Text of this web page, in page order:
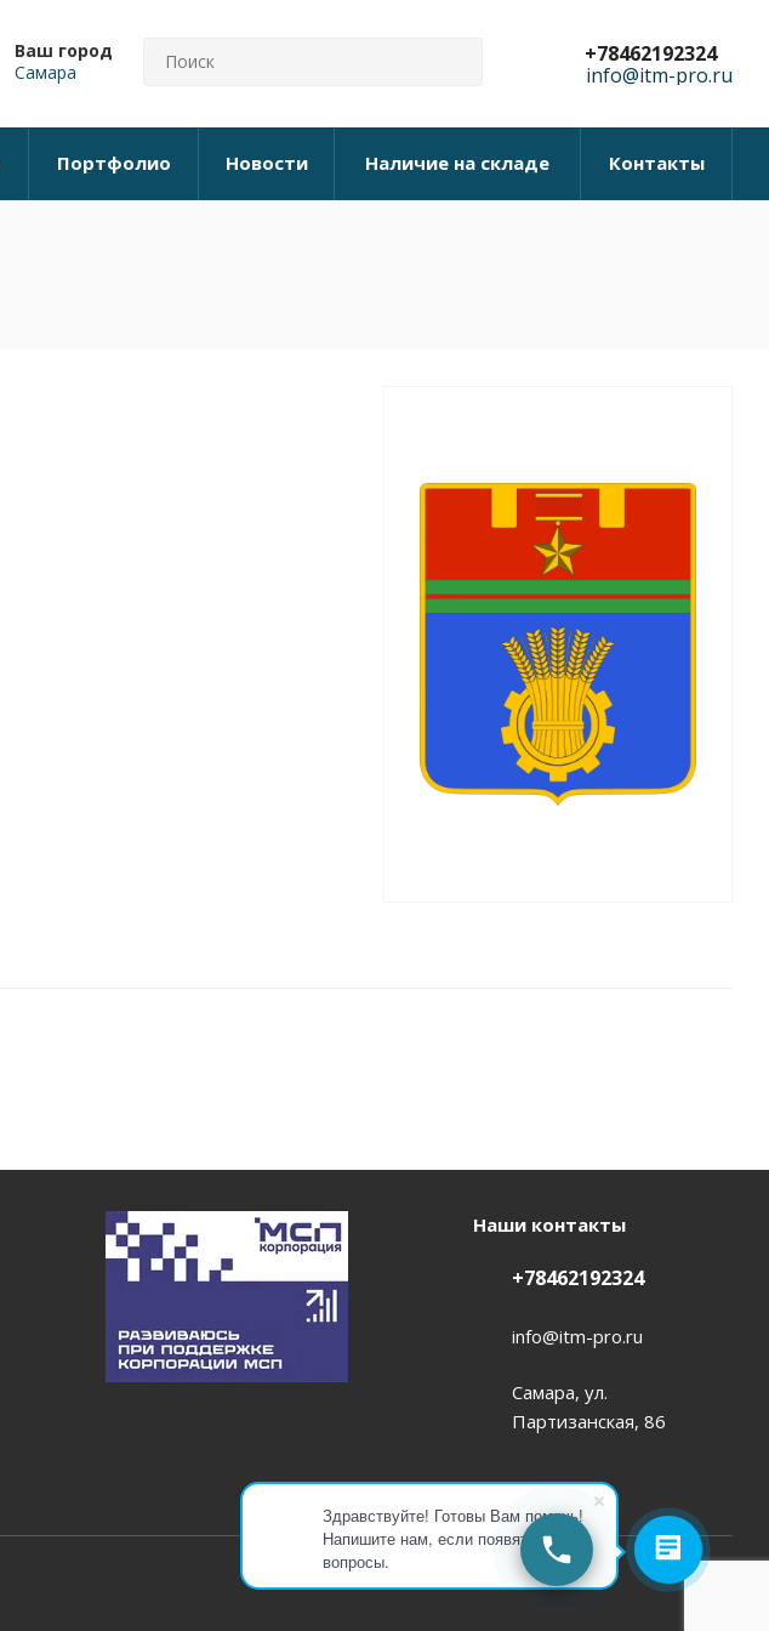
Здравствуйте! Готовы Вам помочь!
Напишите нам, если появятся
вопросы.
Ваш город
Самара
+78462192324
info@itm-pro.ru
Портфолио Новости Наличие на складе Контакты
Наши контакты
+78462192324
info@itm-pro.ru
Самара, ул.
Партизанская, 86